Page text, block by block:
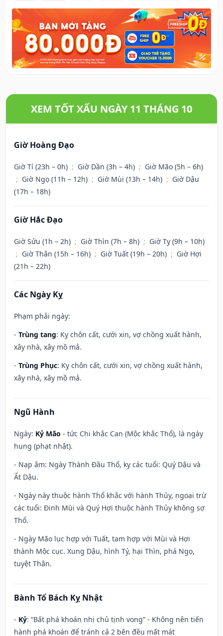
XEM TỐT XẤU NGÀY 11 THÁNG 10
Giờ Hoàng Đạo
Giờ Tí (23h – 0h) ; Giờ Dần (3h – 4h) ; Giờ Mão (5h – 6h)
; Giờ Ngọ (11h – 12h) ; Giờ Mùi (13h – 14h) ; Giờ Dậu
(17h – 18h)
Giờ Hắc Đạo
Giờ Sửu (1h – 2h) ; Giờ Thìn (7h – 8h) ; Giờ Tỵ (9h – 10h)
; Giờ Thân (15h – 16h) ; Giờ Tuất (19h – 20h) ; Giờ Hợi
(21h – 22h)
Các Ngày Kỵ
Phạm phải ngày:
- Trùng tang: Kỵ chôn cất, cưới xin, vợ chồng xuất hành,
xây nhà, xây mồ mả.
- Trùng Phục: Kỵ chôn cất, cưới xin, vợ chồng xuất hành,
xây nhà, xây mồ mả.
Ngũ Hành
Ngày: Kỷ Mão - tức Chi khắc Can (Mộc khắc Thổ), là ngày
hung (phạt nhật).
- Nạp âm: Ngày Thành Đầu Thổ, kỵ các tuổi: Quý Dậu và
Ất Dậu.
- Ngày này thuộc hành Thổ khắc với hành Thủy, ngoại trừ
các tuổi: Đinh Mùi và Quý Hợi thuộc hành Thủy không sợ
Thổ.
- Ngày Mão lục hợp với Tuất, tam hợp với Mùi và Hợi
thành Mộc cục. Xung Dậu, hình Tý, hại Thìn, phá Ngọ,
tuyệt Thân.
Bành Tổ Bách Kỵ Nhật
- Kỷ: “Bất phá khoán nhị chủ tịnh vong” - Không nên tiến
hành phá khoán để tránh cả 2 bên đều mất mát